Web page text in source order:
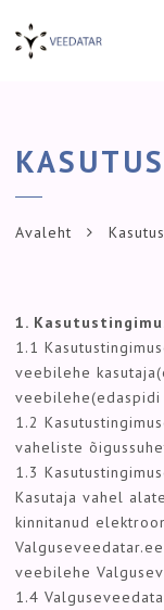
Avaleht
1.
1.1
veebilehe
veebilehe(edaspidi
1.2
vaheliste
1.3
Kasutaja vahel
kinnitanud
veebilehe
1.4